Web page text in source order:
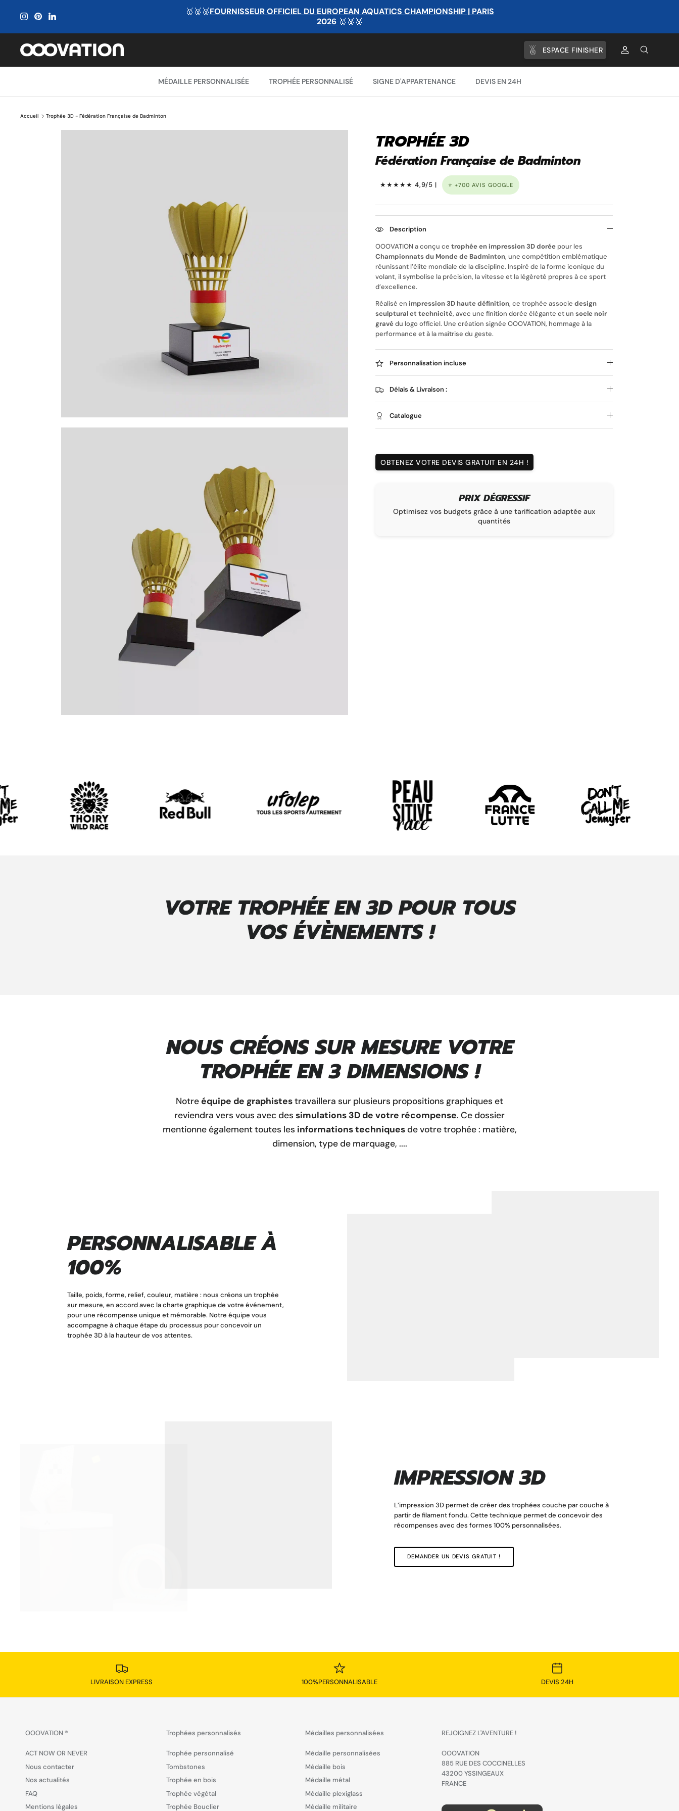
🥇🥈🥉FOURNISSEUR OFFICIEL DU EUROPEAN AQUATICS CHAMPIONSHIP | PARIS
2026 🥇🥈🥉
ESPACE FINISHER CompteRecherche
MÉDAILLE PERSONNALISÉE TROPHÉE PERSONNALISÉ SIGNE D'APPARTENANCE DEVIS EN 24H
Accueil Trophée 3D - Fédération Française de Badminton
TROPHÉE 3D
Fédération Française de Badminton
★★★★★ 4,9/5 | ⭐ +700 AVIS GOOGLE
Description
OOOVATION a conçu cetrophée en impression 3D dorée pour les
Championnats du Monde de Badminton, une compétition emblématique
réunissant l’élite mondiale de la discipline. Inspiré de la forme iconique du
volant, il symbolise la précision, la vitesse et la légèreté propres à ce sport
d’excellence.
Réalisé enimpression 3D haute définition, ce trophée associedesign
sculptural et technicité, avec une finition dorée élégante et unsocle noir
gravédu logo officiel. Une création signée OOOVATION, hommage à la
performance et à la maîtrise du geste.
Personnalisation incluse
Délais & Livraison :
Catalogue
OBTENEZ VOTRE DEVIS GRATUIT EN 24H !
Optimisez vos budgets grâce à une tarification adaptée aux
La garantie d’une livraison conforme à vos attentes, sur un
VOTRE TROPHÉE EN 3D POUR TOUS
VOS ÉVÈNEMENTS !
NOUS CRÉONS SUR MESURE VOTRE
TROPHÉE EN 3 DIMENSIONS !
Notre équipe de graphistestravaillera sur plusieurs propositions graphiques et
reviendra vers vous avec des simulations 3D de votre récompense. Ce dossier
mentionne également toutes les informations techniquesde votre trophée : matière,
dimension, type de marquage, ....
PERSONNALISABLE À
100%
Taille, poids, forme, relief, couleur, matière : nous créons un trophée
sur mesure, en accord avec la charte graphique de votre événement,
pour une récompense unique et mémorable. Notre équipe vous
accompagne à chaque étape du processus pour concevoir un
trophée 3D à la hauteur de vos attentes.
IMPRESSION 3D
L’impression 3D permet de créer des trophées couche par couche à
partir de filament fondu. Cette technique permet de concevoir des
récompenses avec des formes 100% personnalisées.
DEMANDER UN DEVIS GRATUIT !
LIVRAISON EXPRESS 100%PERSONNALISABLE DEVIS 24H
OOOVATION ®
ACT NOW OR NEVER
Nous contacter
Nos actualités
FAQ
Mentions légales
Trophées personnalisés
Trophée personnalisé
Tombstones
Trophée en bois
Trophée végétal
Trophée Bouclier
Médailles personnalisées
Médaille personnalisées
Médaille bois
Médaille métal
Médaille plexiglass
Médaille militaire
REJOIGNEZ L'AVENTURE !
OOOVATION
885 RUE DES COCCINELLES
43200 YSSINGEAUX
FRANCE